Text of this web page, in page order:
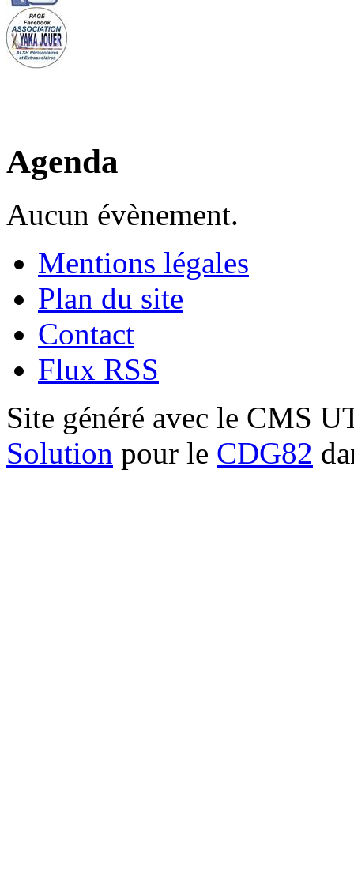
Agenda
Aucun évènement.
Mentions légales
Plan du site
Contact
Flux RSS
Site généré avec le CMS
Solution pour le CDG82